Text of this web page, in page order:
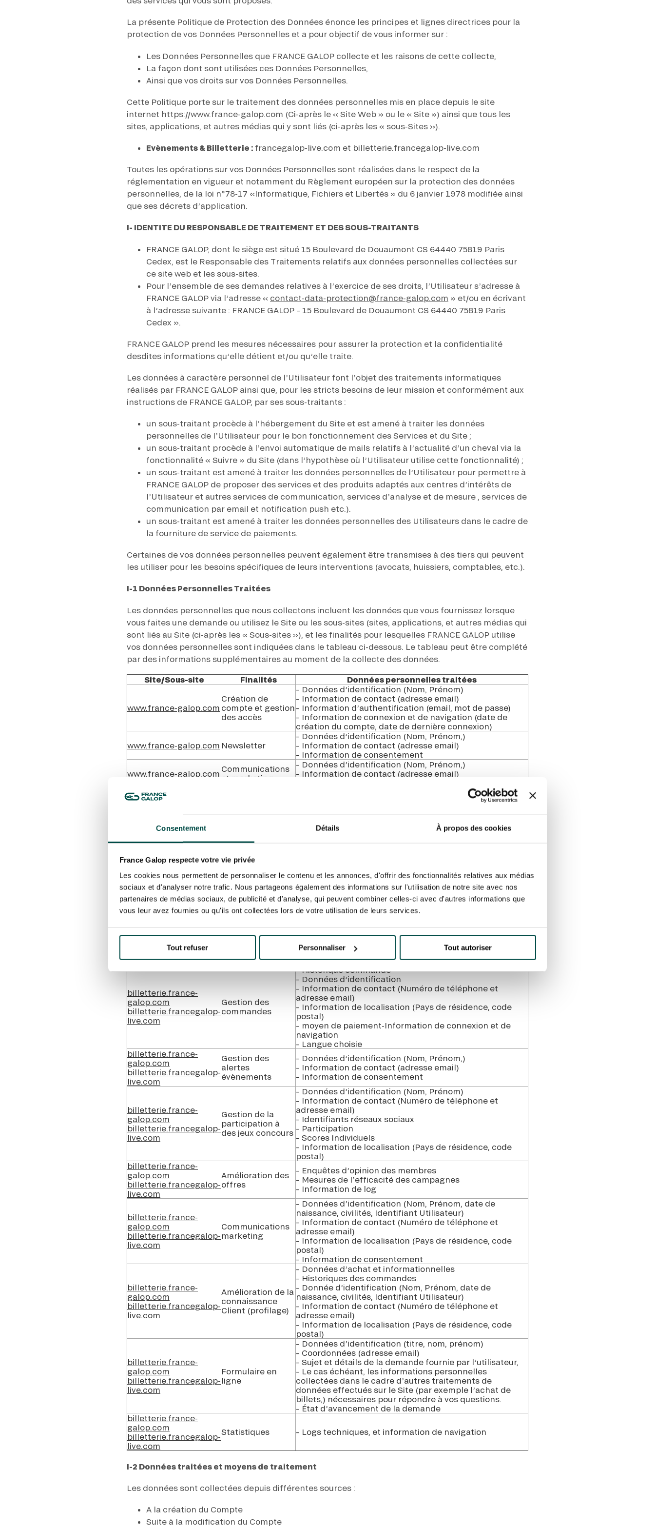
Consentement Détails À propos des cookies
France Galop respecte votre vie privée
Les cookies nous permettent de personnaliser le contenu et les annonces, d'offrir des fonctionnalités relatives aux médias
sociaux et d'analyser notre trafic. Nous partageons également des informations sur l'utilisation de notre site avec nos
partenaires de médias sociaux, de publicité et d'analyse, qui peuvent combiner celles-ci avec d'autres informations que
vous leur avez fournies ou qu'ils ont collectées lors de votre utilisation de leurs services.
Tout refuser Personnaliser Tout autoriser
PRIX DE PARIS - 14 JUILLET
TOUS NOS ÉVÉNEMENTS
RESTAURATION BTOB – ENTREPRISES
la gestion de vos données et vos droits
La présente Politique de Protection des Données énonce les principes et lignes directrices pour la
protection de vos Données Personnelles et a pour objectif de vous informer sur :
Les Données Personnelles que FRANCE GALOP collecte et les raisons de cette collecte,
La façon dont sont utilisées ces Données Personnelles,
Ainsi que vos droits sur vos Données Personnelles.
Cette Politique porte sur le traitement des données personnelles mis en place depuis le site
internet https://www.france-galop.com (Ci-après le « Site Web » ou le « Site ») ainsi que tous les
sites, applications, et autres médias qui y sont liés (ci-après les « sous-Sites »).
Evènements & Billetterie : francegalop-live.com et billetterie.francegalop-live.com
Toutes les opérations sur vos Données Personnelles sont réalisées dans le respect de la
réglementation en vigueur et notamment du Règlement européen sur la protection des données
personnelles, de la loi n°78-17 «Informatique, Fichiers et Libertés » du 6 janvier 1978 modifiée ainsi
que ses décrets d’application.
I- IDENTITE DU RESPONSABLE DE TRAITEMENT ET DES SOUS-TRAITANTS
FRANCE GALOP, dont le siège est situé 15 Boulevard de Douaumont CS 64440 75819 Paris
Cedex, est le Responsable des Traitements relatifs aux données personnelles collectées sur
ce site web et les sous-sites.
Pour l’ensemble de ses demandes relatives à l’exercice de ses droits, l’Utilisateur s’adresse à
FRANCE GALOP via l’adresse « contact-data-protection@france-galop.com » et/ou en écrivant
à l’adresse suivante : FRANCE GALOP – 15 Boulevard de Douaumont CS 64440 75819 Paris
Cedex ».
FRANCE GALOP prend les mesures nécessaires pour assurer la protection et la confidentialité
desdites informations qu’elle détient et/ou qu’elle traite.
Les données à caractère personnel de l’Utilisateur font l’objet des traitements informatiques
réalisés par FRANCE GALOP ainsi que, pour les stricts besoins de leur mission et conformément aux
instructions de FRANCE GALOP, par ses sous-traitants :
un sous-traitant procède à l’hébergement du Site et est amené à traiter les données
personnelles de l’Utilisateur pour le bon fonctionnement des Services et du Site ;
un sous-traitant procède à l’envoi automatique de mails relatifs à l’actualité d’un cheval via la
fonctionnalité « Suivre » du Site (dans l’hypothèse où l’Utilisateur utilise cette fonctionnalité) ;
un sous-traitant est amené à traiter les données personnelles de l’Utilisateur pour permettre à
FRANCE GALOP de proposer des services et des produits adaptés aux centres d’intérêts de
l’Utilisateur et autres services de communication, services d’analyse et de mesure , services de
communication par email et notification push etc.).
un sous-traitant est amené à traiter les données personnelles des Utilisateurs dans le cadre de
la fourniture de service de paiements.
Certaines de vos données personnelles peuvent également être transmises à des tiers qui peuvent
les utiliser pour les besoins spécifiques de leurs interventions (avocats, huissiers, comptables, etc.).
I-1 Données Personnelles Traitées
Les données personnelles que nous collectons incluent les données que vous fournissez lorsque
vous faites une demande ou utilisez le Site ou les sous-sites (sites, applications, et autres médias qui
sont liés au Site (ci-après les « Sous-sites »), et les finalités pour lesquelles FRANCE GALOP utilise
vos données personnelles sont indiquées dans le tableau ci-dessous. Le tableau peut être complété
par des informations supplémentaires au moment de la collecte des données.
Site/Sous-site Finalités Données personnelles traitées
www.france-galop.com
Création de
compte et gestion
des accès
– Données d’identification (Nom, Prénom)
– Information de contact (adresse email)
– Information d’authentification (email, mot de passe)
– Information de connexion et de navigation (date de
création du compte, date de dernière connexion)
www.france-galop.com Newsletter
– Données d’identification (Nom, Prénom,)
– Information de contact (adresse email)
– Information de consentement
www.france-galop.com
Communications
et marketing
– Données d’identification (Nom, Prénom,)
– Information de contact (adresse email)
www.france-galop.com
Gestion de la
live » ; « replay »
– Données d’identification (Nom, Prénom,)
– Information de contact (adresse email)
– Information de consentement
billetterie.france-
galop.com
billetterie.francegalop-
live.com
Création de
compte et gestion
naissance, civilités, Identifiant Utilisateur)
– Information de contact (Numéro de téléphone et
adresse email)
– Information de localisation (Pays de résidence, code
postal)
création des mots de passe, origine de votre compte)
– Langue choisie
billetterie.france-
galop.com
billetterie.francegalop-
live.com
Gestion des
commandes
– Historique commande
– Données d’identification
– Information de contact (Numéro de téléphone et
adresse email)
– Information de localisation (Pays de résidence, code
postal)
– moyen de paiement-Information de connexion et de
navigation
– Langue choisie
billetterie.france-
galop.com
billetterie.francegalop-
live.com
Gestion des
alertes
évènements
– Données d’identification (Nom, Prénom,)
– Information de contact (adresse email)
– Information de consentement
billetterie.france-
galop.com
billetterie.francegalop-
live.com
Gestion de la
participation à
des jeux concours
– Données d’identification (Nom, Prénom)
– Information de contact (Numéro de téléphone et
adresse email)
– Identifiants réseaux sociaux
– Participation
– Scores Individuels
– Information de localisation (Pays de résidence, code
postal)
billetterie.france-
galop.com
billetterie.francegalop-
live.com
Amélioration des
offres
– Enquêtes d’opinion des membres
– Mesures de l’efficacité des campagnes
– Information de log
billetterie.france-
galop.com
billetterie.francegalop-
live.com
Communications
marketing
– Données d’identification (Nom, Prénom, date de
naissance, civilités, Identifiant Utilisateur)
– Information de contact (Numéro de téléphone et
adresse email)
– Information de localisation (Pays de résidence, code
postal)
– Information de consentement
billetterie.france-
galop.com
billetterie.francegalop-
live.com
Amélioration de la
connaissance
Client (profilage)
– Données d’achat et informationnelles
– Historiques des commandes
– Donnée d’identification (Nom, Prénom, date de
naissance, civilités, Identifiant Utilisateur)
– Information de contact (Numéro de téléphone et
adresse email)
– Information de localisation (Pays de résidence, code
postal)
billetterie.france-
galop.com
billetterie.francegalop-
live.com
Formulaire en
ligne
– Données d’identification (titre, nom, prénom)
– Coordonnées (adresse email)
– Sujet et détails de la demande fournie par l’utilisateur,
– Le cas échéant, les informations personnelles
collectées dans le cadre d’autres traitements de
données effectués sur le Site (par exemple l’achat de
billets,) nécessaires pour répondre à vos questions.
– État d’avancement de la demande
billetterie.france-
galop.com
billetterie.francegalop-
live.com
Statistiques – Logs techniques, et information de navigation
I-2 Données traitées et moyens de traitement
Les données sont collectées depuis différentes sources :
A la création du Compte
Suite à la modification du Compte